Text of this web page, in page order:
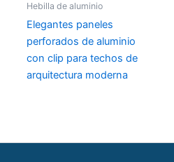
Hebilla de aluminio
Elegantes paneles
perforados de aluminio
con clip para techos de
arquitectura moderna